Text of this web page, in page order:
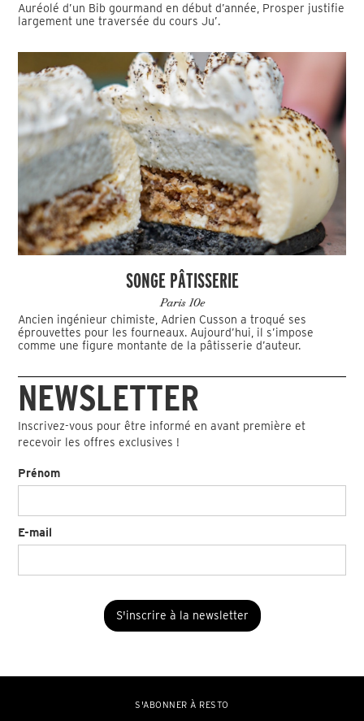
Auréolé d’un Bib gourmand en début d’année, Prosper justifie
largement une traversée du cours Ju’.
SONGE PÂTISSERIE
Paris 10e
Ancien ingénieur chimiste, Adrien Cusson a troqué ses
éprouvettes pour les fourneaux. Aujourd’hui, il s’impose
comme une figure montante de la pâtisserie d’auteur.
NEWSLETTER
Inscrivez-vous pour être informé en avant première et
recevoir les offres exclusives !
Prénom
E-mail
S'ABONNER À RESTO